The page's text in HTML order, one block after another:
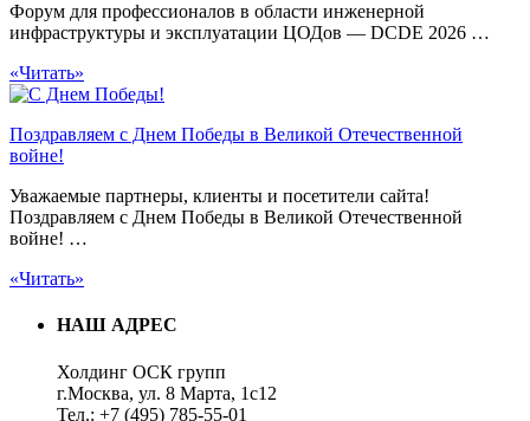
Форум для профессионалов в области инженерной
инфраструктуры и эксплуатации ЦОДов — DCDE 2026 …
«Читать»
Поздравляем с Днем Победы в Великой Отечественной
войне!
Уважаемые партнеры, клиенты и посетители сайта!
Поздравляем с Днем Победы в Великой Отечественной
войне! …
«Читать»
НАШ АДРЕС
Холдинг ОСК групп
г.Москва, ул. 8 Марта, 1с12
Тел.: +7 (495) 785-55-01